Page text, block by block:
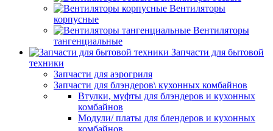
Вентиляторы
корпусные
Вентиляторы
тангенциальные
Запчасти для бытовой
техники
Запчасти для аэрогриля
Запчасти для блэндеров\ кухонных комбайнов
Втулки, муфты для блэндеров и кухонных
комбайнов
Модули/ платы для блендеров и кухонных
комбайнов